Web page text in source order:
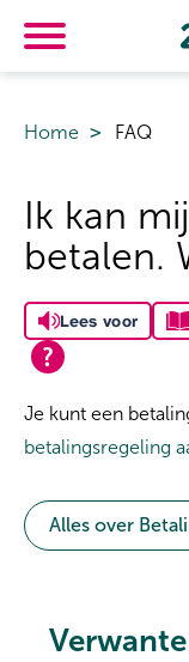
Ga naar Hoofd
Home FAQ
Ik kan
betalen.
Lees voor
Algemeen
Je kunt een
betalingsregeling
Alles over